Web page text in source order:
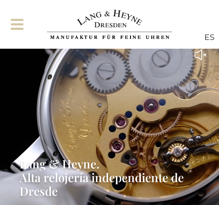
ES
Lang & Heyne.
Alta relojería independiente de
Dresde